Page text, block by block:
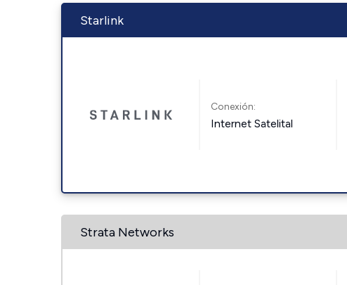
Starlink
Conexión:
Internet Satelital
Strata Networks